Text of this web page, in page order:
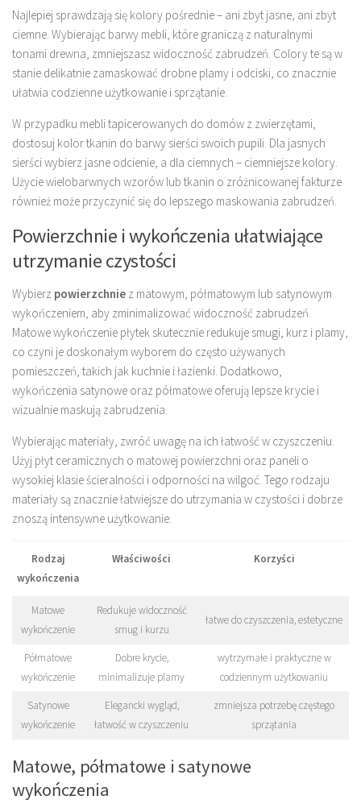
Najlepiej sprawdzają się kolory pośrednie – ani zbyt jasne, ani zbyt
ciemne. Wybierając barwy mebli, które graniczą z naturalnymi
tonami drewna, zmniejszasz widoczność zabrudzeń. Colory te są w
stanie delikatnie zamaskować drobne plamy i odciski, co znacznie
ułatwia codzienne użytkowanie i sprzątanie.
W przypadku mebli tapicerowanych do domów z zwierzętami,
dostosuj kolor tkanin do barwy sierści swoich pupili. Dla jasnych
sierści wybierz jasne odcienie, a dla ciemnych – ciemniejsze kolory.
Użycie wielobarwnych wzorów lub tkanin o zróżnicowanej fakturze
również może przyczynić się do lepszego maskowania zabrudzeń.
Powierzchnie i wykończenia ułatwiające
utrzymanie czystości
Wybierz powierzchnie z matowym, półmatowym lub satynowym
wykończeniem, aby zminimalizować widoczność zabrudzeń.
Matowe wykończenie płytek skutecznie redukuje smugi, kurz i plamy,
co czyni je doskonałym wyborem do często używanych
pomieszczeń, takich jak kuchnie i łazienki. Dodatkowo,
wykończenia satynowe oraz półmatowe oferują lepsze krycie i
wizualnie maskują zabrudzenia.
Wybierając materiały, zwróć uwagę na ich łatwość w czyszczeniu.
Użyj płyt ceramicznych o matowej powierzchni oraz paneli o
wysokiej klasie ścieralności i odporności na wilgoć. Tego rodzaju
materiały są znacznie łatwiejsze do utrzymania w czystości i dobrze
znoszą intensywne użytkowanie.
Rodzaj
wykończenia
Właściwości Korzyści
Matowe
wykończenie
Redukuje widoczność
smug i kurzu
łatwe do czyszczenia, estetyczne
Półmatowe
wykończenie
Dobre krycie,
minimalizuje plamy
wytrzymałe i praktyczne w
codziennym użytkowaniu
Satynowe
wykończenie
Elegancki wygląd,
łatwość w czyszczeniu
zmniejsza potrzebę częstego
sprzątania
Matowe, półmatowe i satynowe
wykończenia